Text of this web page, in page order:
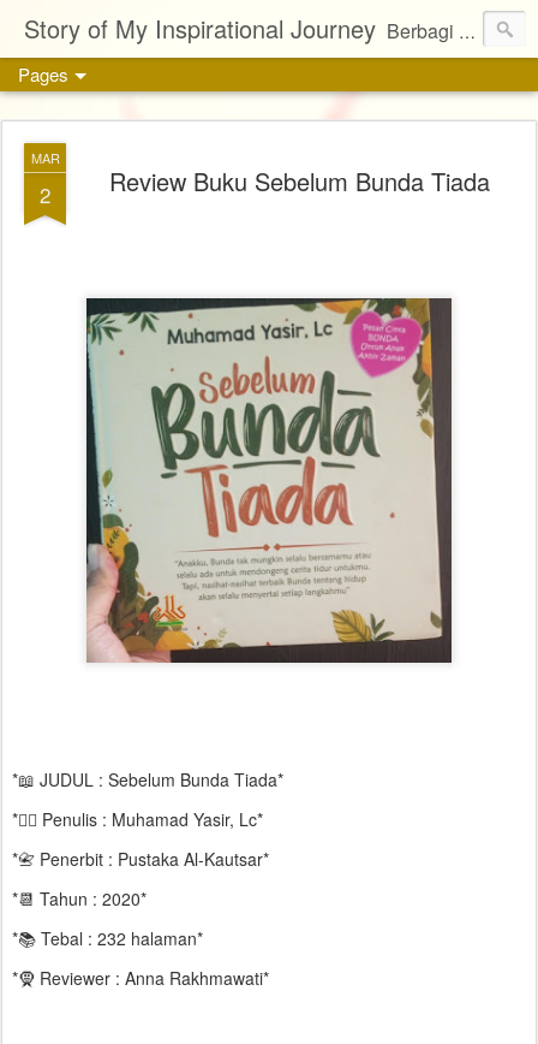
Story of My Inspirational Journey Berbagi kisah, karya, dan inspirasi tentang kehidupan
Pages
MAR
2 Review Buku Sebelum Bunda Tiada
*📖 JUDUL : Sebelum Bunda Tiada*
*✍🏻 Penulis : Muhamad Yasir, Lc*
*📇 Penerbit : Pustaka Al-Kautsar*
*📆 Tahun : 2020*
*📚 Tebal : 232 halaman*
*🧕 Reviewer : Anna Rakhmawati*